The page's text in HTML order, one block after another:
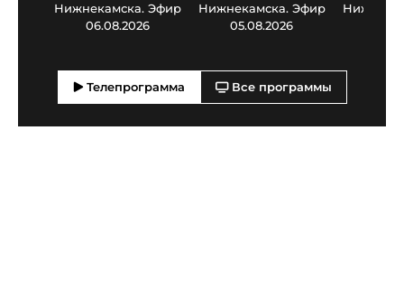
Нижнекамска. Эфир
06.08.2026
Нижнекамска. Эфир
05.08.2026
Телепрограмма Все программы